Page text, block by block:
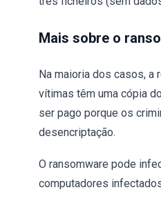
Mais sobre o
Na maioria dos casos, a
vítimas têm uma cópia
ser pago porque os
desencriptação.
O ransomware pode
computadores